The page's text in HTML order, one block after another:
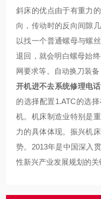
斜床的优点由于有重力
向，传动时的反向间隙
以找一个普通螺母与螺
退回，就会明白螺母始
网要求等。自动换刀装备
开机进不去系统修理电话
的选择配置1.ATC的选
机。机床制造业特别是
力的具体体现。振兴机
势。2013年是中国深入
性新兴产业发展规划的关